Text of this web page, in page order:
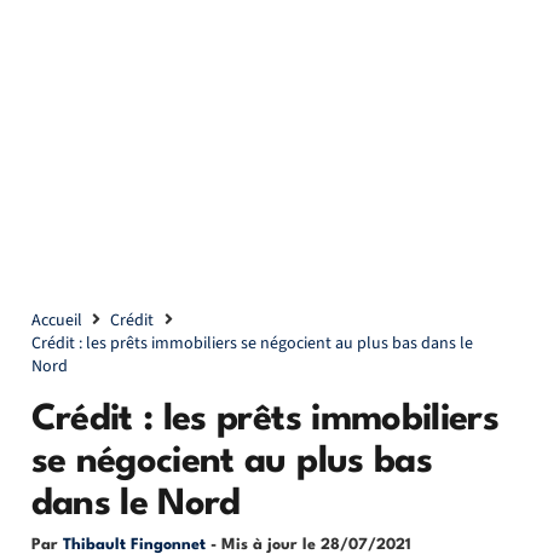
Accueil
Crédit
Crédit : les prêts immobiliers se négocient au plus bas dans le
Nord
Crédit : les prêts immobiliers
se négocient au plus bas
dans le Nord
Par Thibault Fingonnet - Mis à jour le 28/07/2021